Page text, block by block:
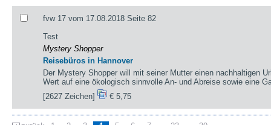
fvw 17 vom 17.08.2018 Seite 82
Test
Mystery Shopper
Reisebüros in Hannover
Der Mystery Shopper will mit seiner Mutter einen nachhaltigen
Wert auf eine ökologisch sinnvolle An- und Abreise sowie eine
[2627 Zeichen]
€ 5,75